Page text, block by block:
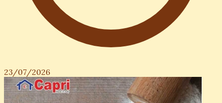
23/07/2026